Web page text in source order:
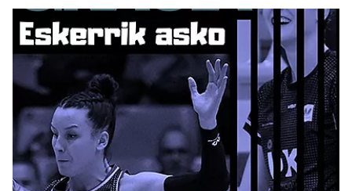
Herri-kirolak
Balonmano
Kirolak 360
Atletismo